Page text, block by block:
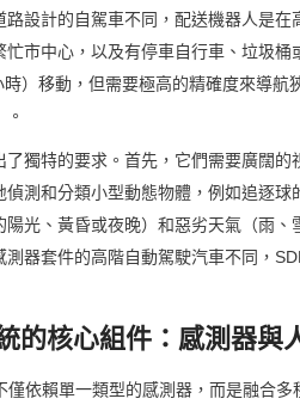
設計的自駕車不同，配送機器人是
忙市中心，以及有停車自行車、垃圾
）移動，但需要極高的精確度來導航
獨特的要求。首先，它們需要廣闊
測和分類小型動態物體，例如追逐
光、黃昏或夜晚）和惡劣天氣（雨
器套件的高階自動駕駛汽車不同，
的核心組件：感測器與
僅依賴單一類型的感測器，而是融合